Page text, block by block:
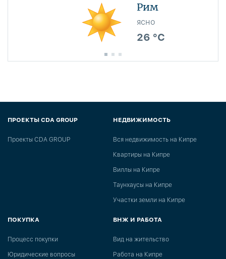
Рим
ясно
26 °C
ПРОЕКТЫ CDA GROUP
Проекты CDA GROUP
НЕДВИЖИМОСТЬ
Вся недвижимость на Кипре
Квартиры на Кипре
Виллы на Кипре
Таунхаусы на Кипре
Участки земли на Кипре
ПОКУПКА
Процесс покупки
Юридические вопросы
ВНЖ И РАБОТА
Вид на жительство
Работа на Кипре